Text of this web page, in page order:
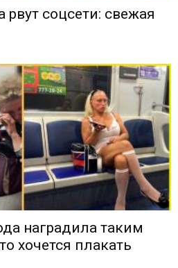
соцсети: свежая
наградила таким
хочется плакать